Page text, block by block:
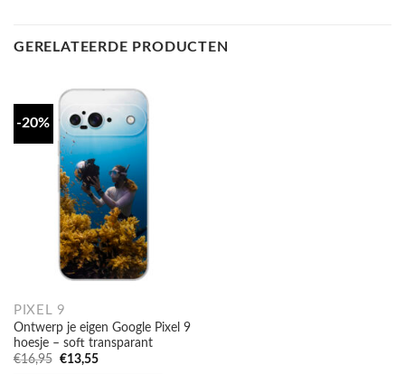
GERELATEERDE PRODUCTEN
-20%
PIXEL 9
Ontwerp je eigen Google Pixel 9
hoesje – soft transparant
€16,95 Oorspronkelijke
€13,55Huidige